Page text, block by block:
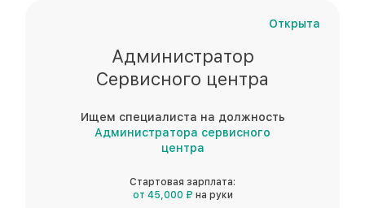
Открыта
Администратор
Сервисного центра
Ищем специалиста на должность
Администратора сервисного
центра
Стартовая зарплата:
от 45,000 ₽ на руки